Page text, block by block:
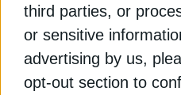
third parties, or
or sensitive
advertising by us,
opt-out section to
Κλιματικής Αλλαγής
Παραιτήθηκε από ΓΓ
Αστικού